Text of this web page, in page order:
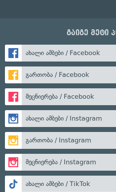
გაიგე მეტი
ახალი ამბები / Facebook
გართობა / Facebook
მეცნიერება / Facebook
ახალი ამბები / Instagram
გართობა / Instagram
მეცნიერება / Instagram
ახალი ამბები / TikTok